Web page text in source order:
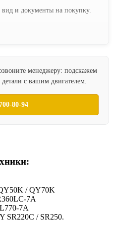
и документы на покупку.
менеджеру: подскажем
с вашим двигателем.
80-94
/ QY70K
7A
7A
SR220C / SR250.